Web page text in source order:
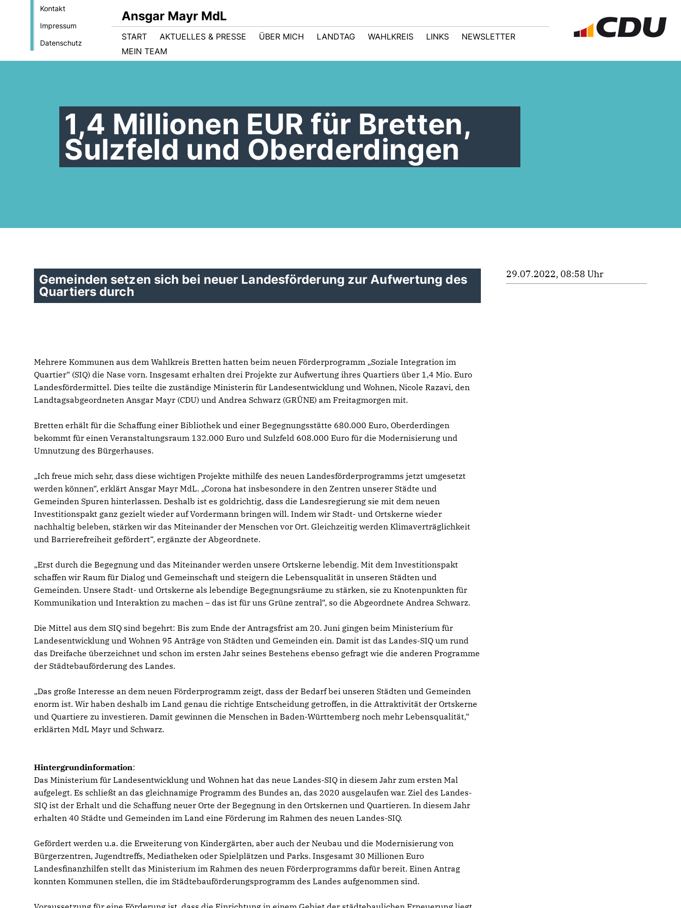
Kontakt
Impressum
Datenschutz
Ansgar Mayr MdL
START AKTUELLES & PRESSE ÜBER MICH LANDTAG WAHLKREIS LINKS
NEWSLETTER
MEIN TEAM
1,4 Millionen EUR für Bretten,
Sulzfeld und Oberderdingen
Gemeinden setzen sich bei neuer Landesförderung zur Aufwertung des
Quartiers durch
Mehrere Kommunen aus dem Wahlkreis Bretten hatten beim neuen Förderprogramm „Soziale Integration im
Quartier“ (SIQ) die Nase vorn. Insgesamt erhalten drei Projekte zur Aufwertung ihres Quartiers über 1,4 Mio. Euro
Landesfördermittel. Dies teilte die zuständige Ministerin für Landesentwicklung und Wohnen, Nicole Razavi, den
Landtagsabgeordneten Ansgar Mayr (CDU) und Andrea Schwarz (GRÜNE) am Freitagmorgen mit.
Bretten erhält für die Schaffung einer Bibliothek und einer Begegnungsstätte 680.000 Euro, Oberderdingen
bekommt für einen Veranstaltungsraum 132.000 Euro und Sulzfeld 608.000 Euro für die Modernisierung und
Umnutzung des Bürgerhauses.
Ich freue mich sehr, dass diese wichtigen Projekte mithilfe des neuen Landesförderprogramms jetzt umgesetzt
werden können“, erklärt Ansgar Mayr MdL. „Corona hat insbesondere in den Zentren unserer Städte und
Gemeinden Spuren hinterlassen. Deshalb ist es goldrichtig, dass die Landesregierung sie mit dem neuen
Investitionspakt ganz gezielt wieder auf Vordermann bringen will. Indem wir Stadt- und Ortskerne wieder
nachhaltig beleben, stärken wir das Miteinander der Menschen vor Ort. Gleichzeitig werden Klimaverträglichkeit
und Barrierefreiheit gefördert“, ergänzte der Abgeordnete.
Erst durch die Begegnung und das Miteinander werden unsere Ortskerne lebendig. Mit dem Investitionspakt
schaffen wir Raum für Dialog und Gemeinschaft und steigern die Lebensqualität in unseren Städten und
Gemeinden. Unsere Stadt- und Ortskerne als lebendige Begegnungsräume zu stärken, sie zu Knotenpunkten für
Kommunikation und Interaktion zu machen – das ist für uns Grüne zentral“, so die Abgeordnete Andrea Schwarz.
Die Mittel aus dem SIQ sind begehrt: Bis zum Ende der Antragsfrist am 20. Juni gingen beim Ministerium für
Landesentwicklung und Wohnen 95 Anträge von Städten und Gemeinden ein. Damit ist das Landes-SIQ um rund
das Dreifache überzeichnet und schon im ersten Jahr seines Bestehens ebenso gefragt wie die anderen Programme
der Städtebauförderung des Landes.
Das große Interesse an dem neuen Förderprogramm zeigt, dass der Bedarf bei unseren Städten und Gemeinden
enorm ist. Wir haben deshalb im Land genau die richtige Entscheidung getroffen, in die Attraktivität der Ortskerne
und Quartiere zu investieren. Damit gewinnen die Menschen in Baden-Württemberg noch mehr Lebensqualität,“
erklärten MdL Mayr und Schwarz.
Hintergrundinformation:
Das Ministerium für Landesentwicklung und Wohnen hat das neue Landes-SIQ in diesem Jahr zum ersten Mal
aufgelegt. Es schließt an das gleichnamige Programm des Bundes an, das 2020 ausgelaufen war. Ziel des Landes-
SIQ ist der Erhalt und die Schaffung neuer Orte der Begegnung in den Ortskernen und Quartieren. In diesem Jahr
erhalten 40 Städte und Gemeinden im Land eine Förderung im Rahmen des neuen Landes-SIQ.
Gefördert werden u.a. die Erweiterung von Kindergärten, aber auch der Neubau und die Modernisierung von
Bürgerzentren, Jugendtreffs, Mediatheken oder Spielplätzen und Parks. Insgesamt 30 Millionen Euro
Landesfinanzhilfen stellt das Ministerium im Rahmen des neuen Förderprogramms dafür bereit. Einen Antrag
konnten Kommunen stellen, die im Städtebauförderungsprogramm des Landes aufgenommen sind.
29.07.2022, 08:58 Uhr